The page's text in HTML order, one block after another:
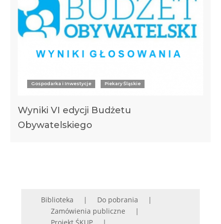
Gospodarka i Inwestycje Piekary Śląskie
Wyniki VI edycji Budżetu
Obywatelskiego
Biblioteka
Do pobrania
Zamówienia publiczne
Projekt ŚKUP